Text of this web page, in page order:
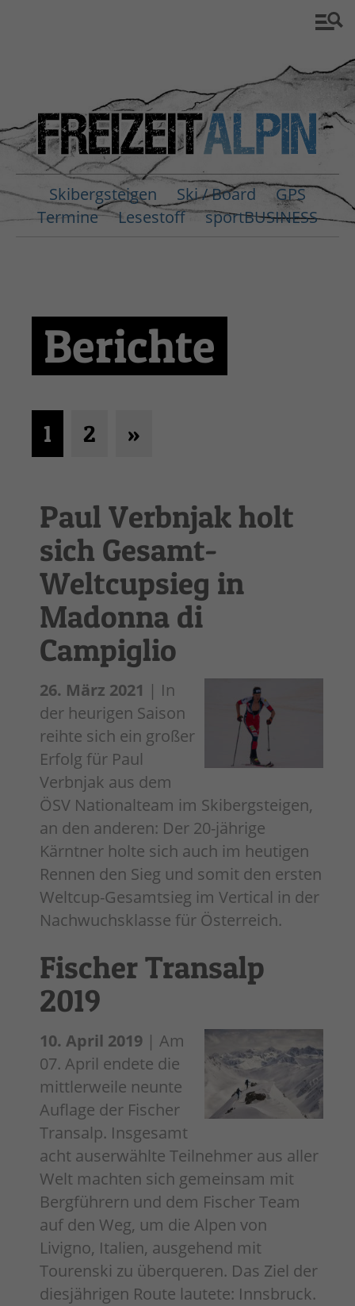
Skibergsteigen Ski / Board
GPS
Termine
Lesestoff sportBUSINESS
Berichte
1 2 »
Paul Verbnjak holt
sich Gesamt-
Weltcupsieg in
Madonna di
Campiglio
26. März 2021 | In
der heurigen Saison
reihte sich ein großer
Erfolg für Paul
Verbnjak aus dem
ÖSV Nationalteam im Skibergsteigen,
an den anderen: Der 20-jährige
Kärntner holte sich auch im heutigen
Rennen den Sieg und somit den ersten
Weltcup-Gesamtsieg im Vertical in der
Nachwuchsklasse für Österreich.
Fischer Transalp
2019
10. April 2019 | Am
07. April endete die
mittlerweile neunte
Auflage der Fischer
Transalp. Insgesamt
acht auserwählte Teilnehmer aus aller
Welt machten sich gemeinsam mit
Bergführern und dem Fischer Team
auf den Weg, um die Alpen von
Livigno, Italien, ausgehend mit
Tourenski zu überqueren. Das Ziel der
diesjährigen Route lautete: Innsbruck.